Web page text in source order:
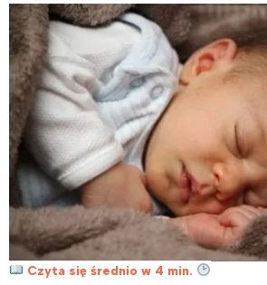
Czyta się średnio w 4 min.